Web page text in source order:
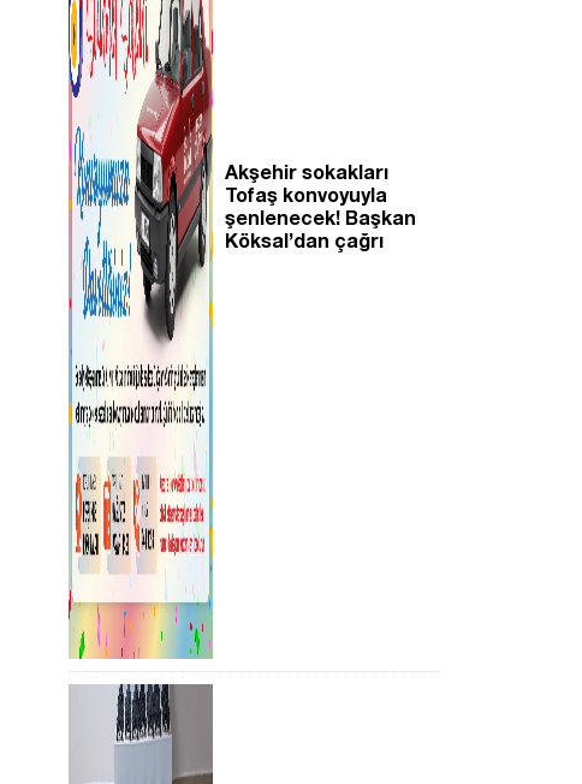
Akşehir sokakları
Tofaş konvoyuyla
şenlenecek! Başkan
Köksal’dan çağrı